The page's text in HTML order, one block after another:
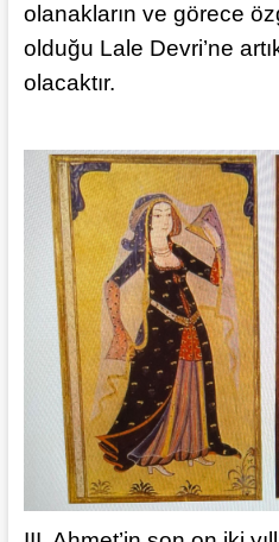
olanakların ve görece
olduğu Lale Devri’ne
olacaktır.